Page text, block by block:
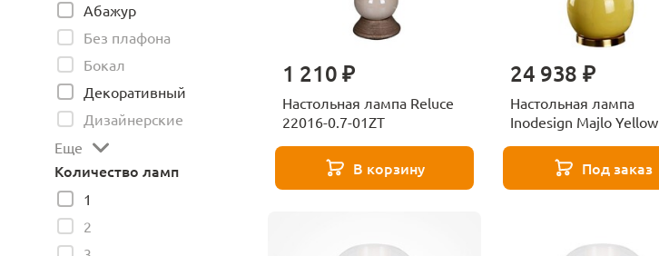
Абажур
Без плафона
Бокал
Декоративный
Дизайнерские
Еще
Количество ламп
1
2
1 210 ₽
Настольная лампа Reluce
22016-0.7-01ZT
В корзину
24 938 ₽
Настольная лампа
Inodesign Majlo Yellow
Под заказ